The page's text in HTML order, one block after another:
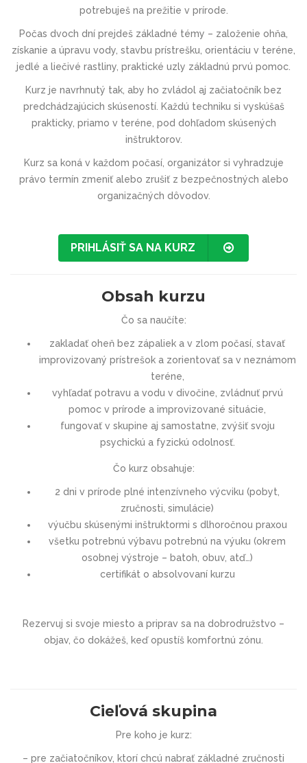
potrebuješ na prežitie v prírode.
Počas dvoch dní prejdeš základné témy – založenie ohňa,
získanie a úpravu vody, stavbu prístrešku, orientáciu v teréne,
jedlé a liečivé rastliny, praktické uzly základnú prvú pomoc.
Kurz je navrhnutý tak, aby ho zvládol aj začiatočník bez
predchádzajúcich skúseností. Každú techniku si vyskúšaš
prakticky, priamo v teréne, pod dohľadom skúsených
inštruktorov.
Kurz sa koná v každom počasí, organizátor si vyhradzuje
právo termín zmeniť alebo zrušiť z bezpečnostných alebo
organizačných dôvodov.
PRIHLÁSIŤ SA NA KURZ
Obsah kurzu
Čo sa naučíte:
zakladať oheň bez zápaliek a v zlom počasí, stavať
improvizovaný prístrešok a zorientovať sa v neznámom
teréne,
vyhľadať potravu a vodu v divočine, zvládnuť prvú
pomoc v prírode a improvizované situácie,
fungovať v skupine aj samostatne, zvýšiť svoju
psychickú a fyzickú odolnosť.
Čo kurz obsahuje:
2 dni v prírode plné intenzívneho výcviku (pobyt,
zručnosti, simulácie)
výučbu skúsenými inštruktormi s dlhoročnou praxou
všetku potrebnú výbavu potrebnú na výuku (okrem
osobnej výstroje – batoh, obuv, atď…)
certifikát o absolvovaní kurzu
Rezervuj si svoje miesto a priprav sa na dobrodružstvo –
objav, čo dokážeš, keď opustíš komfortnú zónu.
Cieľová skupina
Pre koho je kurz:
– pre začiatočníkov, ktorí chcú nabrať základné zručnosti